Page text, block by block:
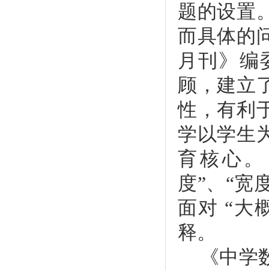
题的设置
而具体的
月刊》编
顾，建立
性，有利
学以学生
育核心
度”、“宽
面对 “大
释。
《中